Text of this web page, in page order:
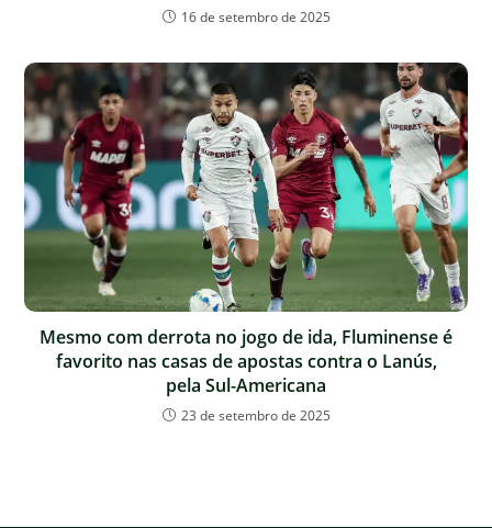
16 de setembro de 2025
Mesmo com derrota no jogo de ida, Fluminense é
favorito nas casas de apostas contra o Lanús,
pela Sul-Americana
23 de setembro de 2025